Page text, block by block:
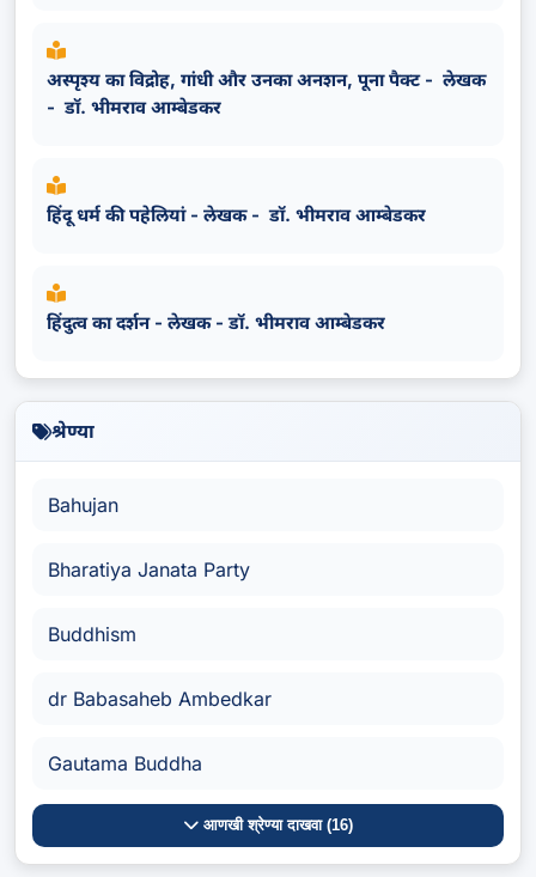
अस्पृश्य का विद्रोह, गांधी और उनका अनशन, पूना पैक्ट - लेखक
- डॉ. भीमराव आम्बेडकर
हिंदू धर्म की पहेलियां - लेखक - डॉ. भीमराव आम्बेडकर
हिंदुत्व का दर्शन - लेखक - डॉ. भीमराव आम्बेडकर
श्रेण्या
Bahujan
Bharatiya Janata Party
Buddhism
dr Babasaheb Ambedkar
Gautama Buddha
आणखी श्रेण्या दाखवा (16)